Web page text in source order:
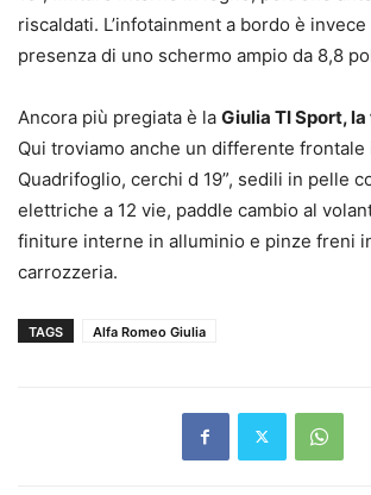
riscaldati. L’infotainment a bordo è
presenza di uno schermo ampio da 8,8
Ancora più pregiata è la Giulia TI Sport,
Qui troviamo anche un differente frontale
Quadrifoglio, cerchi d 19”, sedili in pelle
elettriche a 12 vie, paddle cambio al
finiture interne in alluminio e pinze freni
carrozzeria.
TAGS Alfa Romeo Giulia